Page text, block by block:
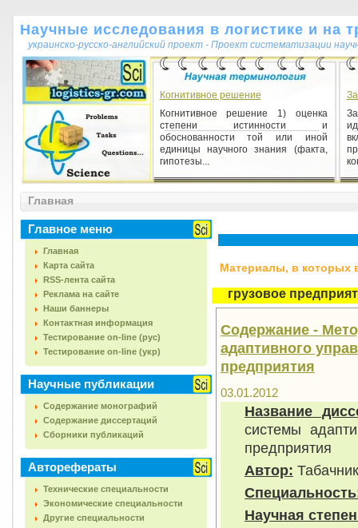
Научные исследования в логистике и на
украинско-русско-английский проект - Проект систематизации
Когнитивное решение
Когнитивное решение 1) оценка
степени истинности и
обоснованности той или иной
единицы научного знания (факта,
гипотезы...
Истина (филос.)
соответствующее
действительности; (2) знание,
содержание которого очевидно для
Главная
Главное меню
Главная
Карта сайта
RSS-лента сайта
Реклама на сайте
Наши баннеры
Контактная информация
Тестирование on-line (рус)
Тестирование on-line (укр)
Научные публикации
Содержание монографий
Содержание диссертаций
Сборники публикаций
Авторефераты
Технические специальности
Экономические специальности
Другие специальности
Материалы, в которых
грузовое
Содержание -
адаптивного
предприятия
03.01.2012
Название
системы
предприятия
Автор:
Научная